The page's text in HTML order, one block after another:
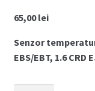
65,00lei
Senzor
EBS/EBT, 1.6 CRD